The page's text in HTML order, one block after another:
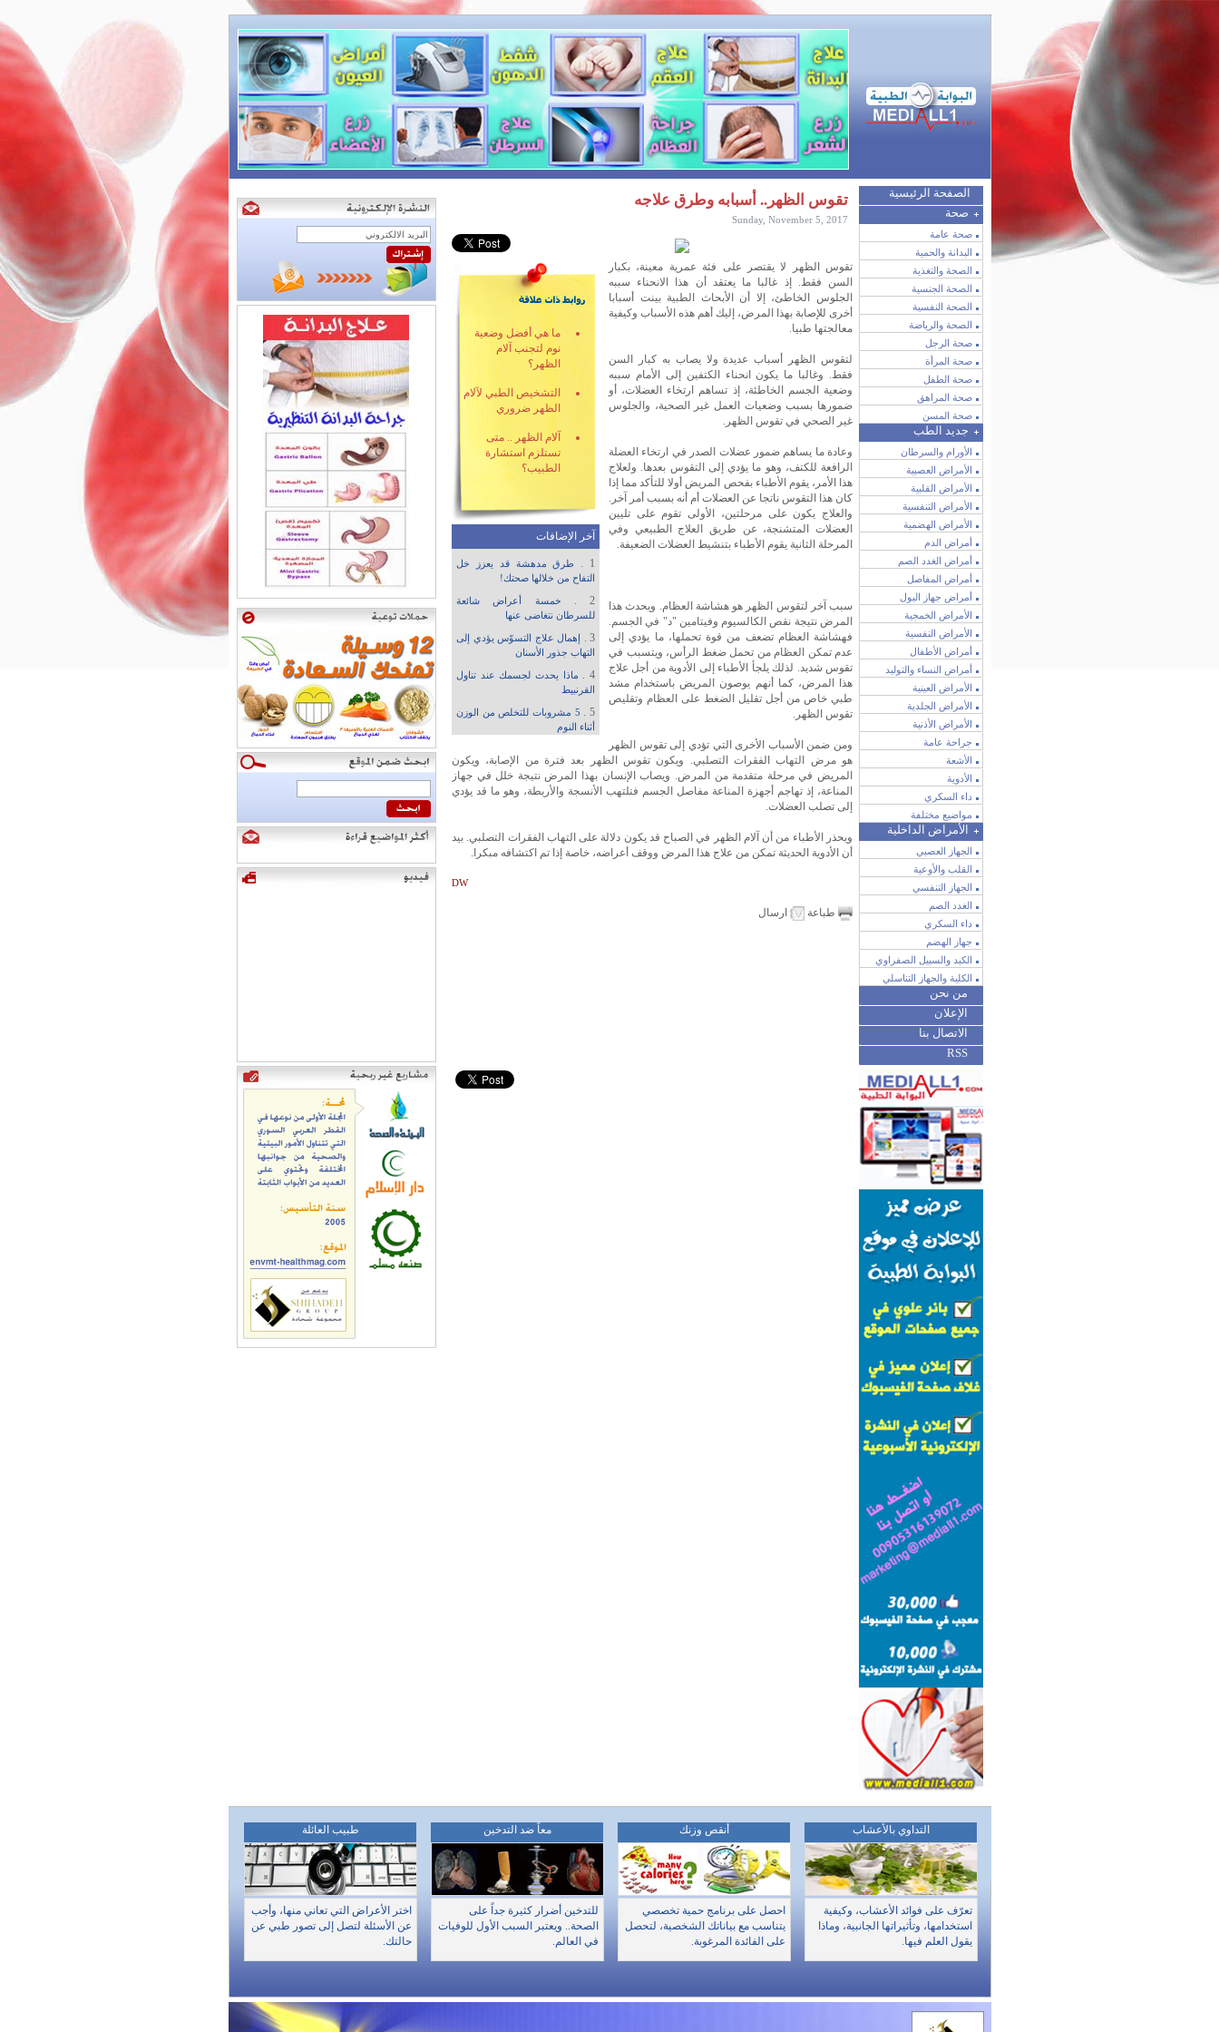
الصفحة الرئيسية
صحة
صحة عامة
البدانة والحمية
الصحة والتغذية
الصحة الجنسية
الصحة النفسية
الصحة والرياضة
صحة الرجل
صحة المرأة
صحة الطفل
صحة المراهق
صحة المسن
جديد الطب
الأورام والسرطان
الأمراض العصبية
الأمراض القلبية
الأمراض التنفسية
الأمراض الهضمية
أمراض الدم
أمراض الغدد الصم
أمراض المفاصل
أمراض جهاز البول
الأمراض الخمجية
الأمراض النفسية
أمراض الأطفال
أمراض النساء والتوليد
الأمراض العينية
الأمراض الجلدية
الأمراض الأذنية
جراحة عامة
الأشعة
الأدوية
داء السكري
مواضيع مختلفة
الأمراض الداخلية
الجهاز العصبي
القلب والأوعية
الجهاز التنفسي
الغدد الصم
داء السكري
جهاز الهضم
الكبد والسبيل الصفراوي
الكلية والجهاز التناسلي
من نحن
الإعلان
الاتصال بنا
RSS
تقوس الظهر.. أسبابه وطرق علاجه
Sunday, November 5, 2017
ما هي أفضل وضعية
نوم لتجنب آلام
الظهر؟
التشخيص الطبي لآلام
الظهر ضروري
آلام الظهر .. متى
تستلزم استشارة
الطبيب؟
آخر الإضافات
1 .
طرق مدهشة قد يعزز خل
التفاح من خلالها صحتك!
2 .
خمسة أعراض شائعة
للسرطان نتغاضى عنها
3 .
إهمال علاج التسوّس يؤدي إلى
التهاب جذور الأسنان
4 .
ماذا يحدث لجسمك عند تناول
القرنبيط
5 .
5 مشروبات للتخلص من الوزن
أثناء النوم
تقوس الظهر لا يقتصر على فئة عمرية معينة، بكبار
السن فقط. إذ غالبا ما يعتقد أن هذا الانحناء سببه
الجلوس الخاطئ، إلا أن الأبحاث الطبية بينت أسبابا
أخرى للإصابة بهذا المرض، إليك أهم هذه الأسباب وكيفية
معالجتها طبيا.
لتقوس الظهر أسباب عديدة ولا يصاب به كبار السن
فقط. وغالبا ما يكون انحناء الكتفين إلى الأمام سببه
وضعية الجسم الخاطئة، إذ تساهم ارتخاء العضلات، أو
ضمورها بسبب وضعيات العمل غير الصحية، والجلوس
غير الصحي في تقوس الظهر.
وعادة ما يساهم ضمور عضلات الصدر في ارتخاء العضلة
الرافعة للكتف، وهو ما يؤدي إلى التقوس بعدها. ولعلاج
هذا الأمر، يقوم الأطباء بفحص المريض أولا للتأكد مما إذا
كان هذا التقوس ناتجا عن العضلات أم أنه بسبب أمر آخر.
والعلاج يكون على مرحلتين، الأولى تقوم على تليين
العضلات المتشنجة، عن طريق العلاج الطبيعي وفي
المرحلة الثانية يقوم الأطباء بتنشيط العضلات الضعيفة.
سبب آخر لتقوس الظهر هو هشاشة العظام. ويحدث هذا
المرض نتيجة نقص الكالسيوم وفيتامين "د" في الجسم.
فهشاشة العظام تضعف من قوة تحملها، ما يؤدي إلى
عدم تمكن العظام من تحمل ضغط الرأس، ويتسبب في
تقوس شديد. لذلك يلجأ الأطباء إلى الأدوية من أجل علاج
هذا المرض، كما أنهم يوصون المريض باستخدام مشد
طبي خاص من أجل تقليل الضغط على العظام وتقليص
تقوس الظهر.
ومن ضمن الأسباب الأخرى التي تؤدي إلى تقوس الظهر
هو مرض التهاب الفقرات التصلبي. ويكون تقوس الظهر بعد فترة من الإصابة، ويكون
المريض في مرحلة متقدمة من المرض. ويصاب الإنسان بهذا المرض نتيجة خلل في جهاز
المناعة، إذ تهاجم أجهزة المناعة مفاصل الجسم فتلتهب الأنسجة والأربطة، وهو ما قد يؤدي
إلى تصلب العضلات.
ويحذر الأطباء من أن آلام الظهر في الصباح قد يكون دلالة على التهاب الفقرات التصلبي. بيد
أن الأدوية الحديثة تمكن من علاج هذا المرض ووقف أعراضه، خاصة إذا تم اكتشافه مبكرا.
DW
طباعة ارسال
طبيب العائلة
اختر الأعراض التي تعاني منها، وأجب
عن الأسئلة لتصل إلى تصور طبي عن
حالتك.
معاً ضد التدخين
للتدخين أضرار كثيرة جداً على
الصحة.. ويعتبر السبب الأول للوفيات
في العالم.
أنقص وزنك
احصل على برنامج حمية تخصصي
يتناسب مع بياناتك الشخصية، لتحصل
على الفائدة المرغوبة.
التداوي بالأعشاب
تعرّف على فوائد الأعشاب، وكيفية
استخدامها، وتأثيراتها الجانبية، وماذا
يقول العلم فيها.